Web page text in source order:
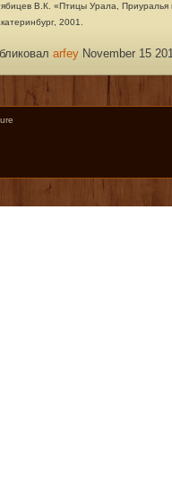
В.К. «Птицы Урала, Приуралья
2001.
arfey November 15